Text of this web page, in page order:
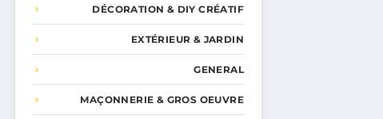
DÉCORATION & DIY CRÉATIF
EXTÉRIEUR & JARDIN
GENERAL
MAÇONNERIE & GROS OEUVRE